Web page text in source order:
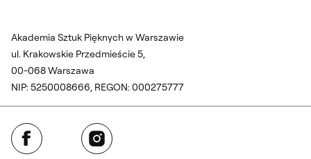
Akademia Sztuk Pięknych w Warszawie
ul. Krakowskie Przedmieście 5,
00-068 Warszawa
NIP: 5250008666, REGON: 000275777
Facebook Instagram